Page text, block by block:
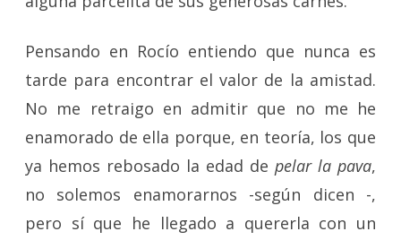
Pensando en Rocío entiendo que nunca es
tarde para encontrar el valor de la amistad.
No me retraigo en admitir que no me he
enamorado de ella porque, en teoría, los que
ya hemos rebosado la edad de pelar la pava,
no solemos enamorarnos -según dicen -,
pero sí que he llegado a quererla con un